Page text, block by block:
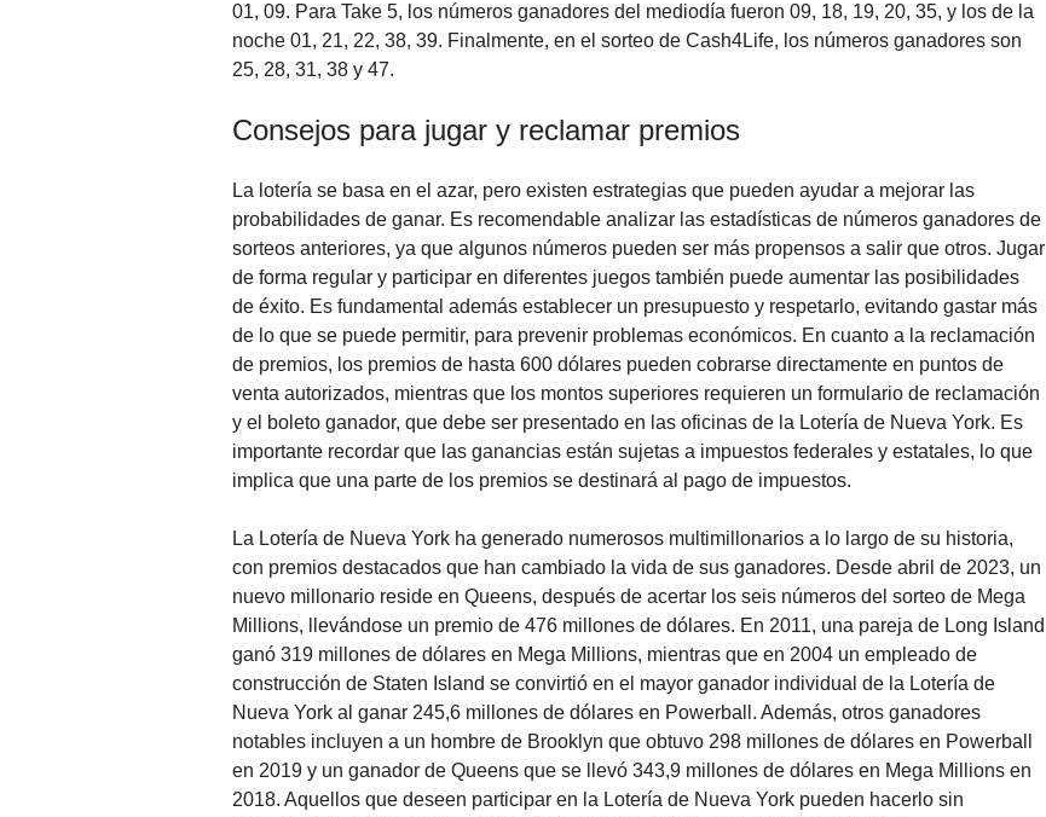
01, 09. Para Take 5, los números ganadores del mediodía fueron 09, 18, 19, 20, 35, y los de la
noche 01, 21, 22, 38, 39. Finalmente, en el sorteo de Cash4Life, los números ganadores son
25, 28, 31, 38 y 47.
Consejos para jugar y reclamar premios
La lotería se basa en el azar, pero existen estrategias que pueden ayudar a mejorar las
probabilidades de ganar. Es recomendable analizar las estadísticas de números ganadores de
sorteos anteriores, ya que algunos números pueden ser más propensos a salir que otros. Jugar
de forma regular y participar en diferentes juegos también puede aumentar las posibilidades
de éxito. Es fundamental además establecer un presupuesto y respetarlo, evitando gastar más
de lo que se puede permitir, para prevenir problemas económicos. En cuanto a la reclamación
de premios, los premios de hasta 600 dólares pueden cobrarse directamente en puntos de
venta autorizados, mientras que los montos superiores requieren un formulario de reclamación
y el boleto ganador, que debe ser presentado en las oficinas de la Lotería de Nueva York. Es
importante recordar que las ganancias están sujetas a impuestos federales y estatales, lo que
implica que una parte de los premios se destinará al pago de impuestos.
La Lotería de Nueva York ha generado numerosos multimillonarios a lo largo de su historia,
con premios destacados que han cambiado la vida de sus ganadores. Desde abril de 2023, un
nuevo millonario reside en Queens, después de acertar los seis números del sorteo de Mega
Millions, llevándose un premio de 476 millones de dólares. En 2011, una pareja de Long Island
ganó 319 millones de dólares en Mega Millions, mientras que en 2004 un empleado de
construcción de Staten Island se convirtió en el mayor ganador individual de la Lotería de
Nueva York al ganar 245,6 millones de dólares en Powerball. Además, otros ganadores
notables incluyen a un hombre de Brooklyn que obtuvo 298 millones de dólares en Powerball
en 2019 y un ganador de Queens que se llevó 343,9 millones de dólares en Mega Millions en
2018. Aquellos que deseen participar en la Lotería de Nueva York pueden hacerlo sin